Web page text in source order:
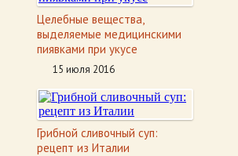
Целебные вещества,
выделяемые медицинскими
пиявками при укусе
15 июля 2016
Грибной сливочный суп:
рецепт из Италии